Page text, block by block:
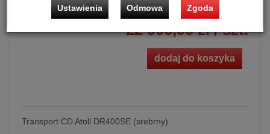
Ilość:
22 990,00 zł/ szt.
dodaj do koszyka
Transport CD Atoll DR400SE (srebrny)
Ustawienia Odmowa Zgoda